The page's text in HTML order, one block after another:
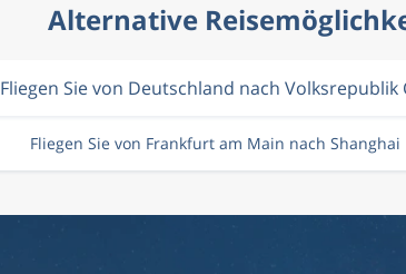
Alternative
Fliegen Sie von Deutschland nach Volksrepublik
Fliegen Sie von Frankfurt am Main nach Shanghai